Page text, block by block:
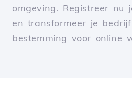
omgeving. Registreer nu
en transformeer je
bestemming voor online